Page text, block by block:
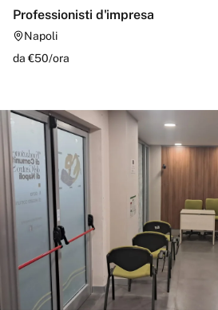
Professionisti d'impresa
Napoli
da €50/ora